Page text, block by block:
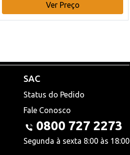
Ver Preço
SAC
Status do Pedido
Fale Conosco
0800 727 2273
Segunda à sexta 8:00 às 18:00